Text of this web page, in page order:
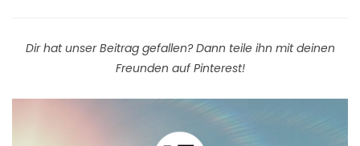
Dir hat unser Beitrag gefallen? Dann teile ihn mit deinen
Freunden auf Pinterest!